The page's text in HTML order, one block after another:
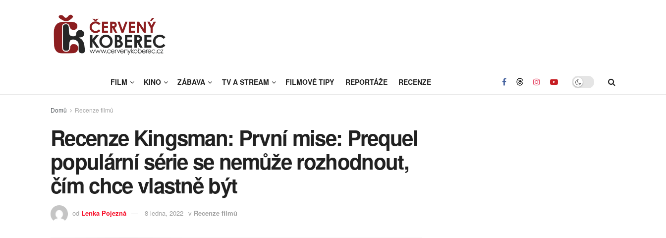
FILM KINO ZÁBAVA TV A STREAM FILMOVÉ TIPY REPORTÁŽE RECENZE
Domů Recenze filmů
Recenze Kingsman: První mise: Prequel
populární série se nemůže rozhodnout,
čím chce vlastně být
od Lenka Pojezná 8 ledna, 2022 v Recenze filmů